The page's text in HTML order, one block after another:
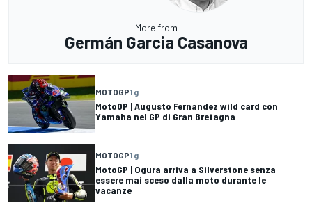
More from
Germán Garcia Casanova
MOTOGP1 g
MotoGP | Augusto Fernandez wild card con
Yamaha nel GP di Gran Bretagna
MOTOGP1 g
MotoGP | Ogura arriva a Silverstone senza
essere mai sceso dalla moto durante le
vacanze